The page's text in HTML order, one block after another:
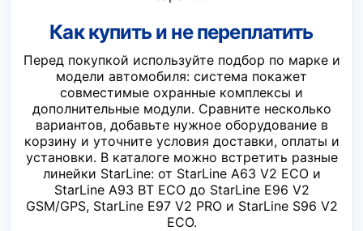
Как купить и не переплатить
Перед покупкой используйте подбор по марке и
модели автомобиля: система покажет
совместимые охранные комплексы и
дополнительные модули. Сравните несколько
вариантов, добавьте нужное оборудование в
корзину и уточните условия доставки, оплаты и
установки. В каталоге можно встретить разные
линейки StarLine: от StarLine A63 V2 ECO и
StarLine A93 BT ECO до StarLine E96 V2
GSM/GPS, StarLine E97 V2 PRO и StarLine S96 V2
ECO.